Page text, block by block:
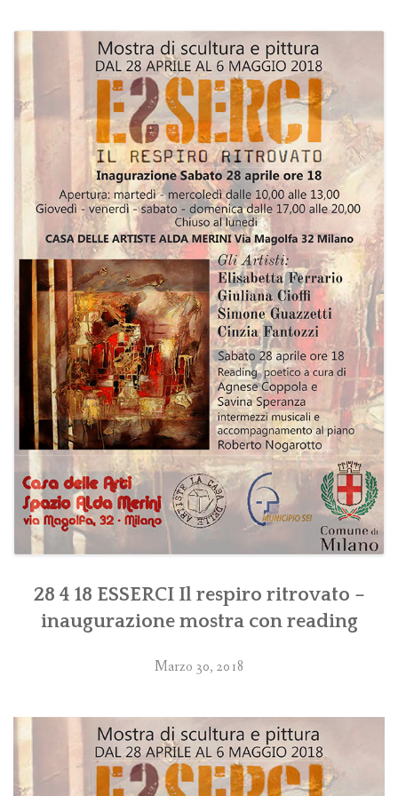
28 4 18 ESSERCI Il respiro ritrovato –
inaugurazione mostra con reading
Marzo 30, 2018